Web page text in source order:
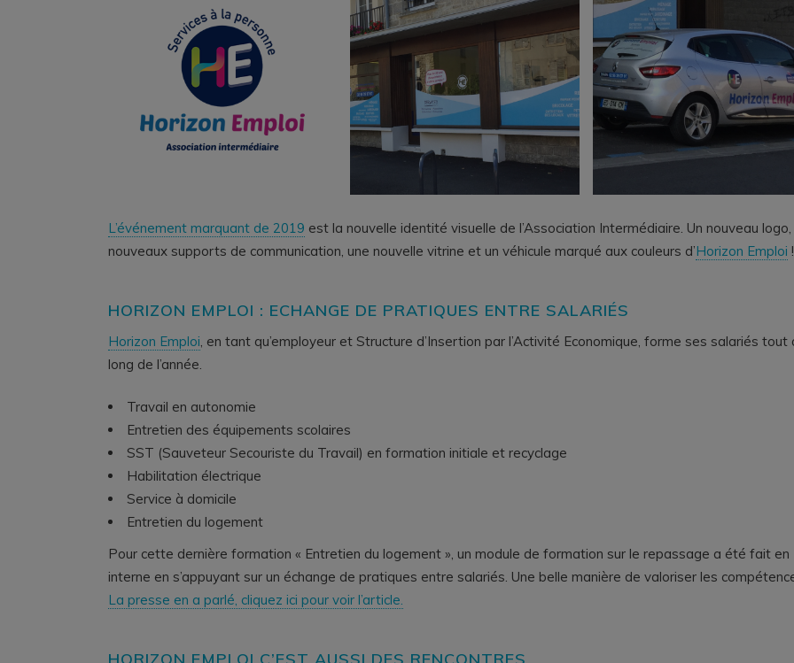
L’événement marquant de 2019 est la nouvelle identité visuelle de l’Association Intermédiaire. Un nouveau
nouveaux supports de communication, une nouvelle vitrine et un véhicule marqué aux couleurs d’Horizon Emploi !
HORIZON EMPLOI : ECHANGE DE PRATIQUES ENTRE SALARIÉS
Horizon Emploi, en tant qu’employeur et Structure d’Insertion par l’Activité Economique, forme ses salariés tout
long de l’année.
Travail en autonomie
Entretien des équipements scolaires
SST (Sauveteur Secouriste du Travail) en formation initiale et recyclage
Habilitation électrique
Service à domicile
Entretien du logement
Pour cette dernière formation « Entretien du logement », un module de formation sur le repassage a été fait en
interne en s’appuyant sur un échange de pratiques entre salariés. Une belle manière de valoriser les
La presse en a parlé, cliquez ici pour voir l’article.